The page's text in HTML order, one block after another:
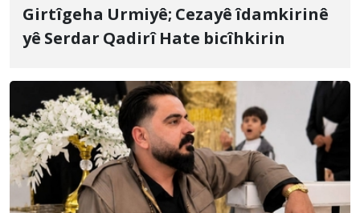
Girtîgeha Urmiyê; Cezayê îdamkirinê
yê Serdar Qadirî Hate bicîhkirin